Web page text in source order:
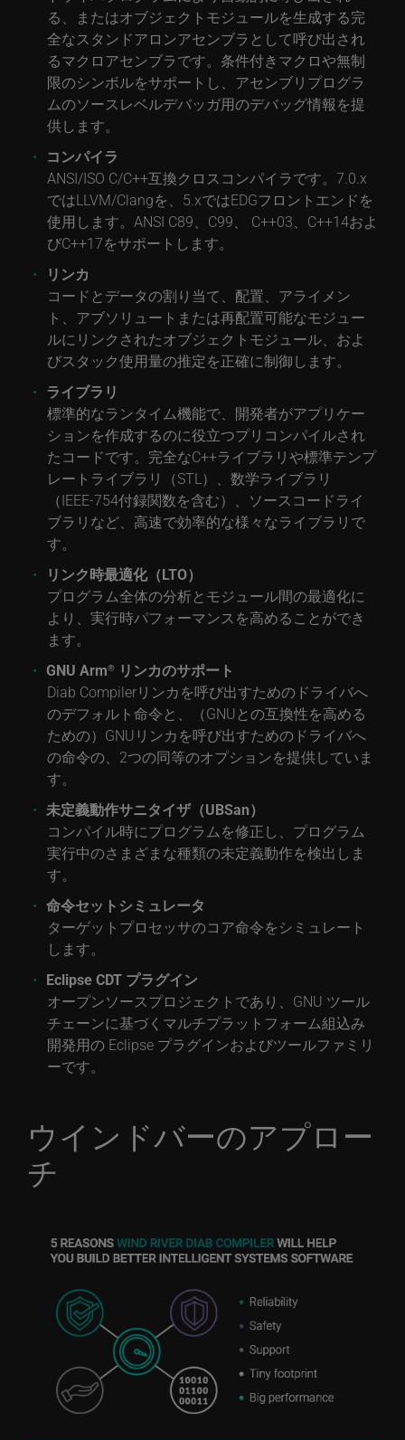
る、またはオブジェクトモジュールを生成する完
全なスタンドアロンアセンブラとして呼び出され
るマクロアセンブラです。条件付きマクロや無制
限のシンボルをサポートし、アセンブリプログラ
ムのソースレベルデバッガ用のデバッグ情報を提
供します。
コンパイラ
ANSI/ISO C/C++互換クロスコンパイラです。7.0.x
ではLLVM/Clangを、5.xではEDGフロントエンドを
使用します。ANSI C89、C99、 C++03、C++14およ
びC++17をサポートします。
リンカ
コードとデータの割り当て、配置、アライメン
ト、アブソリュートまたは再配置可能なモジュー
ルにリンクされたオブジェクトモジュール、およ
びスタック使用量の推定を正確に制御します。
ライブラリ
標準的なランタイム機能で、開発者がアプリケー
ションを作成するのに役立つプリコンパイルされ
たコードです。完全なC++ライブラリや標準テンプ
レートライブラリ（STL）、数学ライブラリ
（IEEE-754付録関数を含む）、ソースコードライ
ブラリなど、高速で効率的な様々なライブラリで
す。
リンク時最適化（LTO）
プログラム全体の分析とモジュール間の最適化に
より、実行時パフォーマンスを高めることができ
ます。
GNU Arm® リンカのサポート
Diab Compilerリンカを呼び出すためのドライバへ
のデフォルト命令と、（GNUとの互換性を高める
ための）GNUリンカを呼び出すためのドライバへ
の命令の、2つの同等のオプションを提供していま
す。
未定義動作サニタイザ（UBSan）
コンパイル時にプログラムを修正し、プログラム
実行中のさまざまな種類の未定義動作を検出しま
す。
命令セットシミュレータ
ターゲットプロセッサのコア命令をシミュレート
します。
Eclipse CDT プラグイン
オープンソースプロジェクトであり、GNU ツール
チェーンに基づくマルチプラットフォーム組込み
開発用の Eclipse プラグインおよびツールファミリ
ーです。
ウインドバーのアプロー
チ